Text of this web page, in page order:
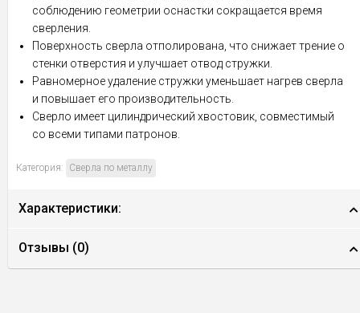
соблюдению геометрии оснастки сокращается время
сверления.
Поверхность сверла отполирована, что снижает трение о
стенки отверстия и улучшает отвод стружки.
Равномерное удаление стружки уменьшает нагрев сверла
и повышает его производительность.
Сверло имеет цилиндрический хвостовик, совместимый
со всеми типами патронов.
Категория: Сверла по металлу
Характеристики:
Отзывы (0)